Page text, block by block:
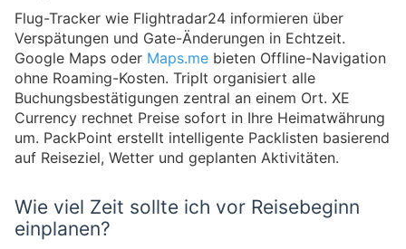
Flug-Tracker wie Flightradar24 informieren über
Verspätungen und Gate-Änderungen in Echtzeit.
Google Maps oder Maps.me bieten Offline-Navigation
ohne Roaming-Kosten. TripIt organisiert alle
Buchungsbestätigungen zentral an einem Ort. XE
Currency rechnet Preise sofort in Ihre Heimatwährung
um. PackPoint erstellt intelligente Packlisten basierend
auf Reiseziel, Wetter und geplanten Aktivitäten.
Wie viel Zeit sollte ich vor Reisebeginn
einplanen?